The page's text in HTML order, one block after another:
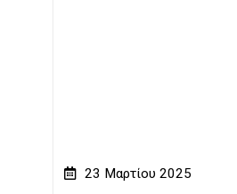
23 Μαρτίου 2025